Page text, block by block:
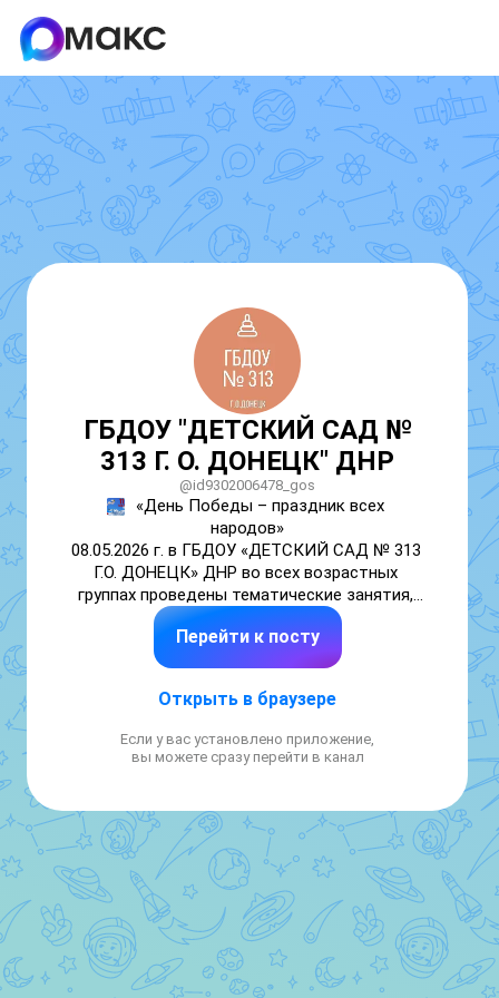
ГБДОУ "ДЕТСКИЙ САД №
313 Г. О. ДОНЕЦК" ДНР
@id9302006478_gos
«День Победы – праздник всех
народов»
08.05.2026 г. в ГБДОУ «ДЕТСКИЙ САД № 313
Г.О. ДОНЕЦК» ДНР во всех возрастных
группах проведены тематические занятия,
посвященные Дню Донецкой Народной
Республики, в ходе которых воспитанники
познакомились с историей своего родного
достижениями жителей Донбасса. Итогом
асфальте, созданные детьми и
#ГодДошкольногоОбразования
#ГодДошкольногоОбразованияДНР
#ГДОДНР
#ГДОДонецкаяНароднаяРеспублика
#Год_единства_народов_России_2026
Перейти к посту
Открыть в браузере
Если у вас установлено приложение,
вы можете сразу перейти в канал